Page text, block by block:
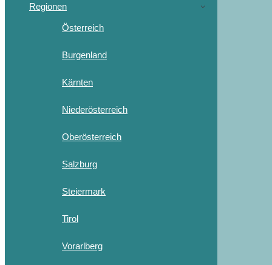
Regionen
Österreich
Burgenland
Kärnten
Niederösterreich
Oberösterreich
Salzburg
Steiermark
Tirol
Vorarlberg